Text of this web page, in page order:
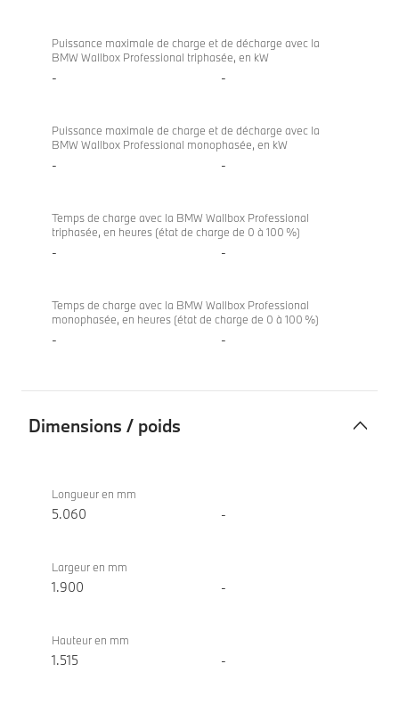
Puissance maximale de charge et de décharge avec la
BMW Wallbox Professional triphasée, en kW
- -
Puissance maximale de charge et de décharge avec la
BMW Wallbox Professional monophasée, en kW
- -
Temps de charge avec la BMW Wallbox Professional
triphasée, en heures (état de charge de 0 à 100 %)
- -
Temps de charge avec la BMW Wallbox Professional
monophasée, en heures (état de charge de 0 à 100 %)
- -
Dimensions / poids
poids
520d
Berline
Longueur en mm
5.060 -
Largeur en mm
1.900 -
Hauteur en mm
1.515 -